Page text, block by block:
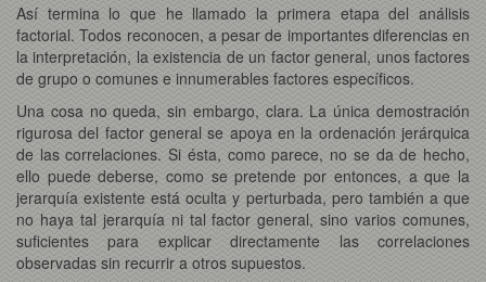
Así termina lo que he llamado la primera etapa del análisis
factorial. Todos reconocen, a pesar de importantes diferencias en
la interpretación, la existencia de un factor general, unos factores
de grupo o comunes e innumerables factores específicos.
Una cosa no queda, sin embargo, clara. La única demostración
rigurosa del factor general se apoya en la ordenación jerárquica
de las correlaciones. Si ésta, como parece, no se da de hecho,
ello puede deberse, como se pretende por entonces, a que la
jerarquía existente está oculta y perturbada, pero también a que
no haya tal jerarquía ni tal factor general, sino varios comunes,
suficientes para explicar directamente las correlaciones
observadas sin recurrir a otros supuestos.